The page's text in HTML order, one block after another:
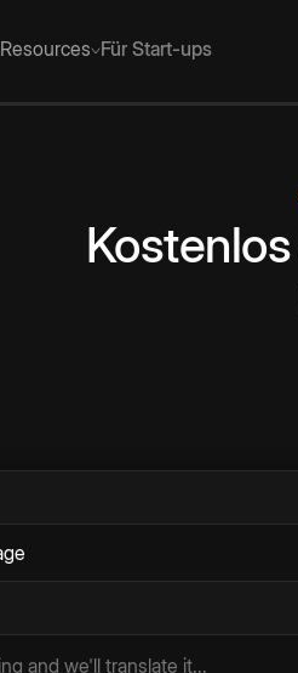
Resources Für Start-ups
Kostenlos